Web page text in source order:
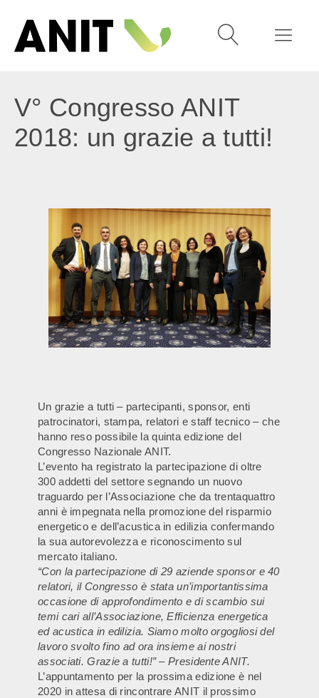
V° Congresso ANIT
2018: un grazie a tutti!
Un grazie a tutti – partecipanti, sponsor, enti
patrocinatori, stampa, relatori e staff tecnico – che
hanno reso possibile la quinta edizione del
Congresso Nazionale ANIT.
L’evento ha registrato la partecipazione di oltre
300 addetti del settore segnando un nuovo
traguardo per l’Associazione che da trentaquattro
anni è impegnata nella promozione del risparmio
energetico e dell’acustica in edilizia confermando
la sua autorevolezza e riconoscimento sul
mercato italiano.
“Con la partecipazione di 29 aziende sponsor e 40
relatori, il Congresso è stata un’importantissima
occasione di approfondimento e di scambio sui
temi cari all’Associazione, Efficienza energetica
ed acustica in edilizia. Siamo molto orgogliosi del
lavoro svolto fino ad ora insieme ai nostri
associati. Grazie a tutti!” – Presidente ANIT.
L’appuntamento per la prossima edizione è nel
2020 in attesa di rincontrare ANIT il prossimo